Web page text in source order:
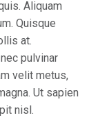
Aliquam
Quisque
at.
pulvinar
velit metus,
Ut sapien
nisl.